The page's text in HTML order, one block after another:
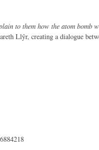
to them how the atom
Llŷr, creating a dialogue